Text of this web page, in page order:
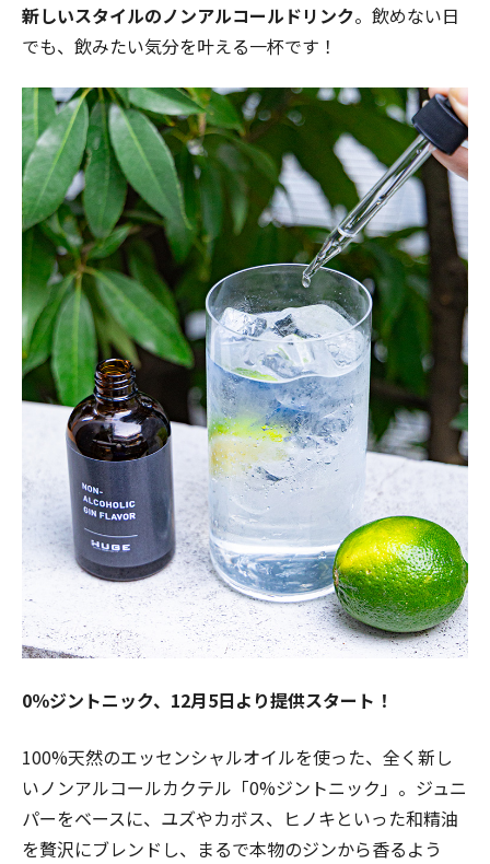
新しいスタイルのノンアルコールドリンク。飲めない日
でも、飲みたい気分を叶える一杯です！
0％ジントニック、12月5日より提供スタート！
100%天然のエッセンシャルオイルを使った、全く新し
いノンアルコールカクテル「0%ジントニック」。ジュニ
パーをベースに、ユズやカボス、ヒノキといった和精油
を贅沢にブレンドし、まるで本物のジンから香るよう